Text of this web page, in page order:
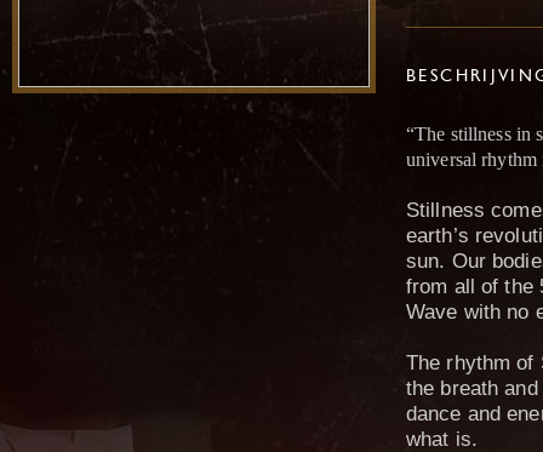
“The stillness in
universal rhythm
Stillness
earth’s
sun. Our
from all of the
Wave with no
The rhythm of
the breath
dance and
what is.